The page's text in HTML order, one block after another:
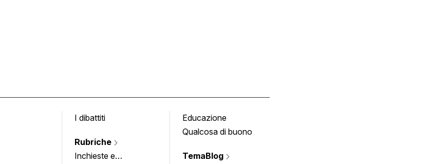
I dibattiti
Rubriche
Inchieste e
Educazione
Qualcosa di buono
TemaBlog